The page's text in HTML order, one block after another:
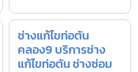
ช่างแก้ไขท่อตัน
คลอง9 บริการช่าง
แก้ไขท่อตัน ช่างซ่อม